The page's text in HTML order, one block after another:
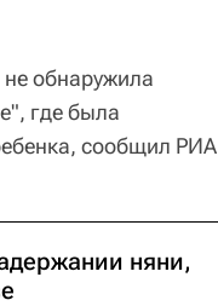
обнаружила
где была
сообщил РИА
няни,